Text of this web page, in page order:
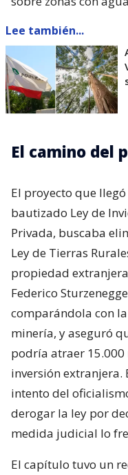
Lee también...
El camino del
El proyecto que
bautizado Ley de
Privada, buscaba
Ley de Tierras
propiedad
Federico
comparándola con
minería, y aseguró
podría atraer
inversión extranjera.
intento del
derogar la ley por
medida judicial lo
El capítulo tuvo un